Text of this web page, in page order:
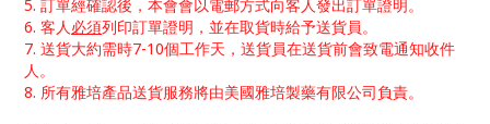
5. 訂單經確認後，本會會以電郵方式向客人發出訂單證明。
6. 客人必須列印訂單證明，並在取貨時給予送貨員。
7. 送貨大約需時7-10個工作天，送貨員在送貨前會致電通知收件
人。
8. 所有雅培產品送貨服務將由美國雅培製藥有限公司負責。